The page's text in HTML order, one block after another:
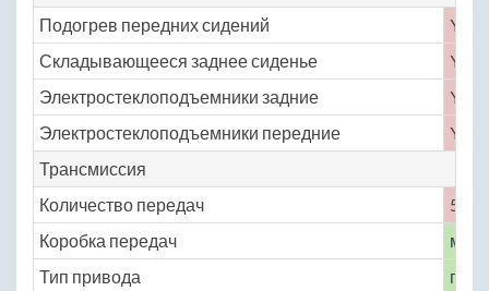
Подогрев передних сидений
Yes
Складывающееся заднее сиденье
Yes
Электростеклоподъемники задние
Yes
Электростеклоподъемники передние
Yes
Трансмиссия
Количество передач
5
Коробка передач
Тип привода